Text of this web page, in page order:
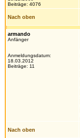
Beiträge: 4076
Nach oben
armando
Anfänger
Anmeldungsdatum:
18.03.2012
Beiträge: 11
Nach oben